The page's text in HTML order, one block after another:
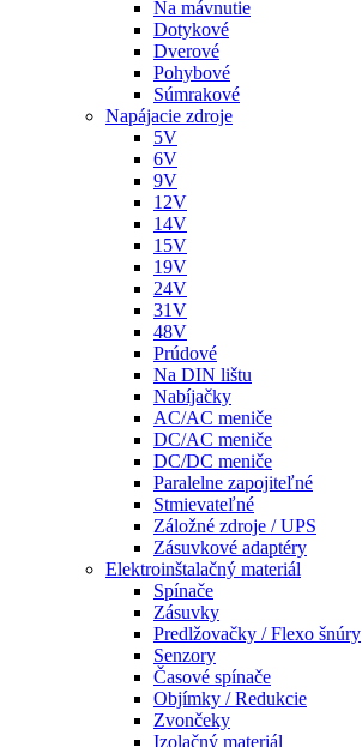
Na mávnutie
Dotykové
Dverové
Pohybové
Súmrakové
Napájacie zdroje
5V
6V
9V
12V
14V
15V
19V
24V
31V
48V
Prúdové
Na DIN lištu
Nabíjačky
AC/AC meniče
DC/AC meniče
DC/DC meniče
Paralelne zapojiteľné
Stmievateľné
Záložné zdroje / UPS
Zásuvkové adaptéry
Elektroinštalačný materiál
Spínače
Zásuvky
Predlžovačky / Flexo šnúry
Senzory
Časové spínače
Objímky / Redukcie
Zvončeky
Izolačný materiál